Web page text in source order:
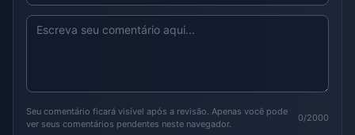
Seu comentário ficará visível após a revisão. Apenas você pode
ver seus comentários pendentes neste navegador.
0/2000